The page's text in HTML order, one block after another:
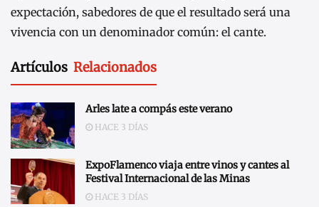
expectación, sabedores de que el resultado será una
vivencia con un denominador común: el cante.
Artículos Relacionados
Arles late a compás este verano
HACE 3 DÍAS
ExpoFlamenco viaja entre vinos y cantes al
Festival Internacional de las Minas
HACE 3 DÍAS